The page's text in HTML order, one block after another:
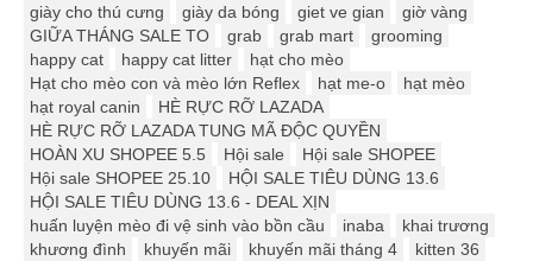
giày cho thú cưng
giày da bóng giet ve gian
giờ vàng
GIỮA THÁNG SALE TO
grab grab mart
grooming
happy cat
happy cat litter
hạt cho mèo
Hạt cho mèo con và mèo lớn Reflex
hạt me-o
hạt mèo
hạt royal canin
HÈ RỰC RỠ LAZADA
HÈ RỰC RỠ LAZADA TUNG MÃ ĐỘC QUYỀN
HOÀN XU SHOPEE 5.5
Hội sale
Hội sale SHOPEE
Hội sale SHOPEE 25.10
HỘI SALE TIÊU DÙNG 13.6
HỘI SALE TIÊU DÙNG 13.6 - DEAL XỊN
huấn luyện mèo đi vệ sinh vào bồn cầu
inaba
khai trương
khương đình
khuyến mãi khuyến mãi tháng 4
kitten 36